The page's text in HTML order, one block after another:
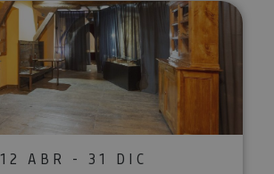
Visita guiada al Monasterio de
12 ABR - 31 DIC